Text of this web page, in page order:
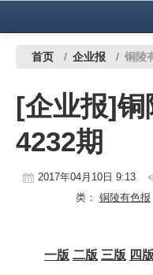
中国有色金属报社主办 广告服
铜镍铅锌
铝
稀有稀土
首页 / 企业报 / 铜陵
[企业报]
4232期
2017年04月10日 9:13
类： 铜陵有色报
一版 二版 三版 四版